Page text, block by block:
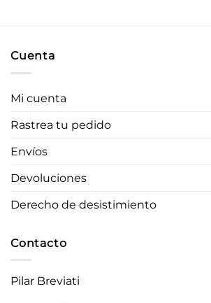
Cuenta
Mi cuenta
Rastrea tu pedido
Envíos
Devoluciones
Derecho de desistimiento
Contacto
Pilar Breviati